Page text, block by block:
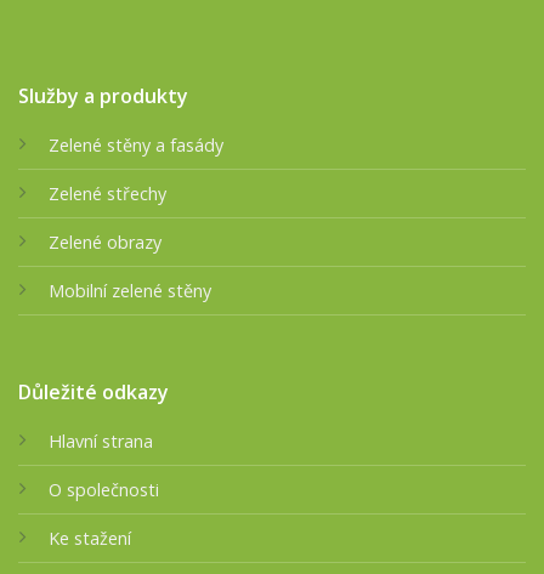
Služby a produkty
Zelené stěny a fasády
Zelené střechy
Zelené obrazy
Mobilní zelené stěny
Důležité odkazy
Hlavní strana
O společnosti
Ke stažení